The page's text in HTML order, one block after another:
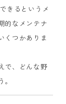
きるというメ
的なメンテナ
くつかありま
で、どんな野